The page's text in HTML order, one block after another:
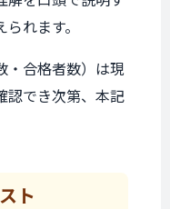
れます。
・合格者数）は現
認でき次第、本記
ト